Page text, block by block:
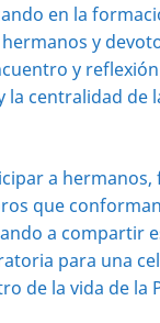
en la
y
y
la centralidad de
a hermanos,
que
a compartir
para una
de la vida de la